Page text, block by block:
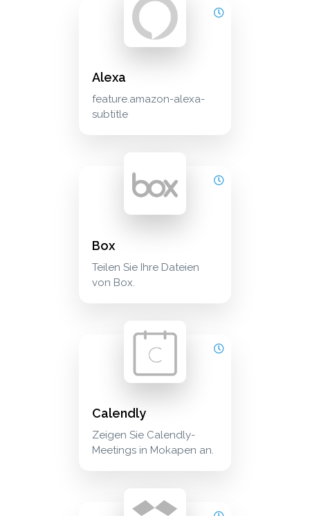
alexa feature.amazon-alexa-subtitle
productivity
Alexa
feature.amazon-alexa-
subtitle
box teilen sie ihre dateien von box.
cloud_storage
Box
Teilen Sie Ihre Dateien
von Box.
calendly zeigen sie calendly-meetings in
Calendly
Zeigen Sie Calendly-
Meetings in Mokapen an.
dropbox teilen sie ihre dateien von
cloud_storage